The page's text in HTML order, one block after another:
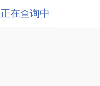
正在查询中